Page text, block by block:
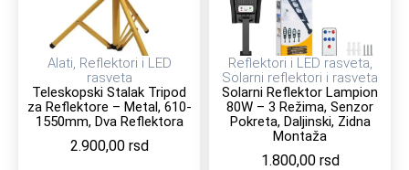
Alati, Reflektori i LED
rasveta
Teleskopski Stalak Tripod
za Reflektore – Metal, 610-
1550mm, Dva Reflektora
2.900,00 rsd
Reflektori i LED rasveta,
Solarni reflektori i rasveta
Solarni Reflektor Lampion
80W – 3 Režima, Senzor
Pokreta, Daljinski, Zidna
Montaža
1.800,00 rsd